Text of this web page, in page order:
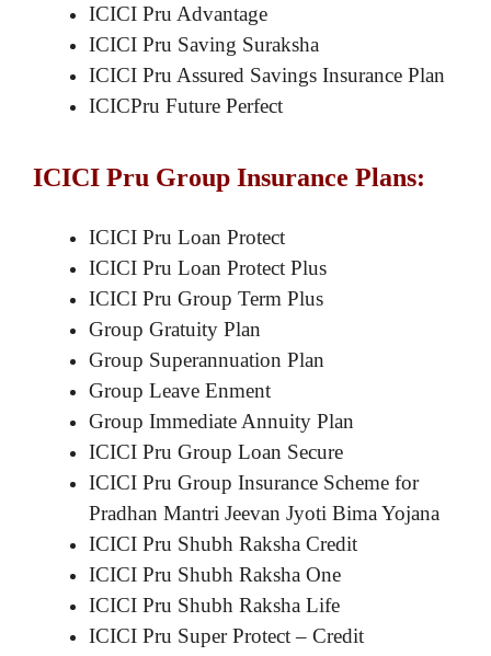
ICICI Pru Advantage
ICICI Pru Saving Suraksha
ICICI Pru Assured Savings Insurance Plan
ICICPru Future Perfect
ICICI Pru Group Insurance Plans:
ICICI Pru Loan Protect
ICICI Pru Loan Protect Plus
ICICI Pru Group Term Plus
Group Gratuity Plan
Group Superannuation Plan
Group Leave Enment
Group Immediate Annuity Plan
ICICI Pru Group Loan Secure
ICICI Pru Group Insurance Scheme for
Pradhan Mantri Jeevan Jyoti Bima Yojana
ICICI Pru Shubh Raksha Credit
ICICI Pru Shubh Raksha One
ICICI Pru Shubh Raksha Life
ICICI Pru Super Protect – Credit